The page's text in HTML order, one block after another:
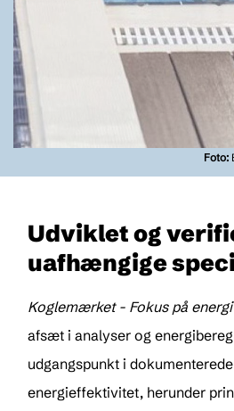
Foto:
Udviklet og
uafhængige
Koglemærket - Fokus på energi
afsæt i analyser og
udgangspunkt i
energieffektivitet, herunder